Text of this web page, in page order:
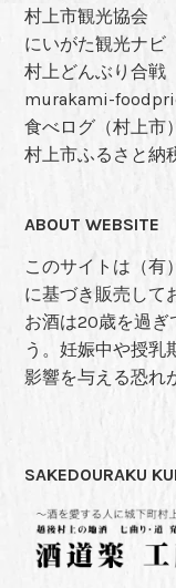
村上市観光協会
にいがた観光ナビ
村上どんぶり合戦
murakami-
食べログ（村上市）
村上市ふるさと納
ABOUT WEBSITE
このサイトは（有
に基づき販売して
お酒は20歳を過ぎ
う。妊娠中や授乳
影響を与える恐れ
SAKEDOURAKU